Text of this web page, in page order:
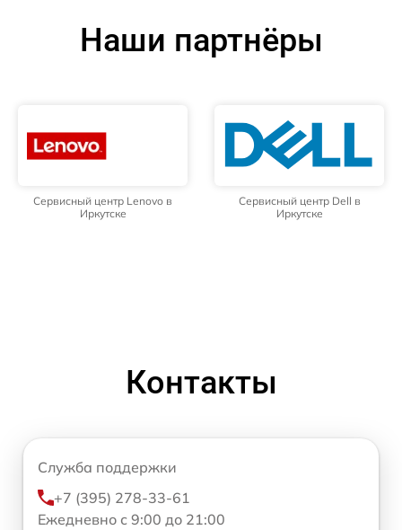
Наши партнёры
Сервисный центр Lenovo в
Иркутске
Сервисный центр Dell в
Иркутске
Контакты
Служба поддержки
+7 (395) 278-33-61
Ежедневно с 9:00 до 21:00